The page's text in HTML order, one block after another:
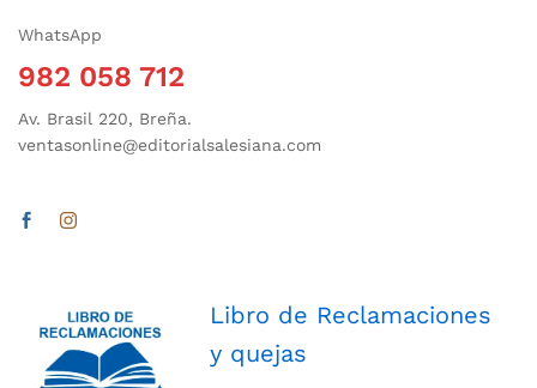
WhatsApp
982 058 712
Av. Brasil 220, Breña.
ventasonline@editorialsalesiana.com
Libro de Reclamaciones
y quejas